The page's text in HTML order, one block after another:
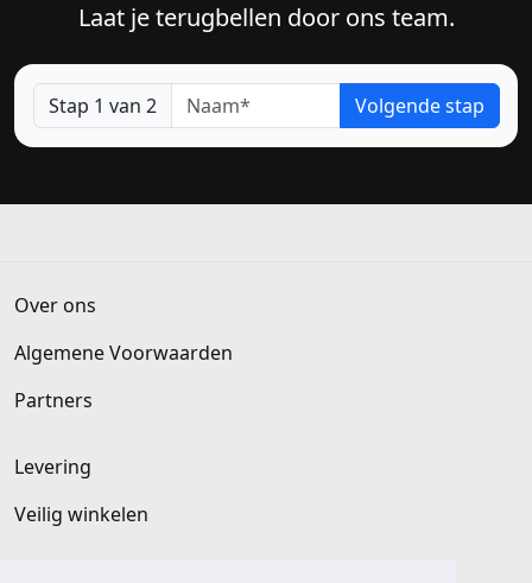
Laat je terugbellen door ons team.
Stap 1 van 2
Naam Volgende stap
Over ons
Algemene Voorwaarden
Partners
Levering
Veilig winkelen